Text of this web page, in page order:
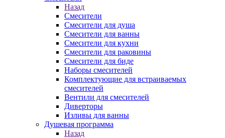
Назад
Смесители
Смесители для душа
Смесители для ванны
Смесители для кухни
Смесители для раковины
Смесители для биде
Наборы смесителей
Комплектующие для встраиваемых
смесителей
Вентили для смесителей
Диверторы
Изливы для ванны
Душевая программа
Назад